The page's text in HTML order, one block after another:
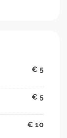
€ 5
€ 5
€ 10